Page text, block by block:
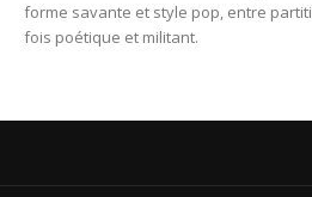
forme savante et style pop, entre
fois poétique et militant.